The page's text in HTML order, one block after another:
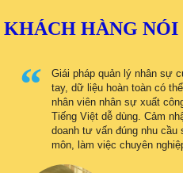
KHÁCH HÀNG
Giái pháp quản lý nhân sự
tay, dữ liệu hoàn toàn có
nhân viên nhân sự xuất
Tiếng Việt dễ dùng. Cảm
doanh tư vấn đúng nhu
môn, làm việc chuyên